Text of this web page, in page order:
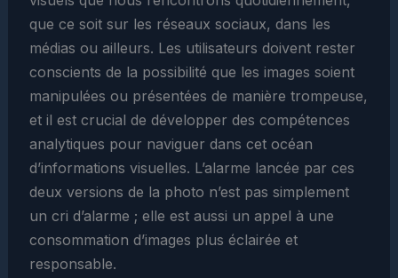
que ce soit sur les réseaux sociaux, dans les
médias ou ailleurs. Les utilisateurs doivent rester
conscients de la possibilité que les images soient
manipulées ou présentées de manière trompeuse,
et il est crucial de développer des compétences
analytiques pour naviguer dans cet océan
d’informations visuelles. L’alarme lancée par ces
deux versions de la photo n’est pas simplement
un cri d’alarme ; elle est aussi un appel à une
consommation d’images plus éclairée et
responsable.